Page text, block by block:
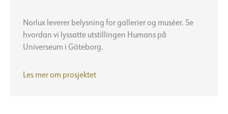
Norlux leverer belysning for gallerier og muséer. Se
hvordan vi lyssatte utstillingen Humans på
Universeum i Göteborg.
Les mer om prosjektetUniverseum